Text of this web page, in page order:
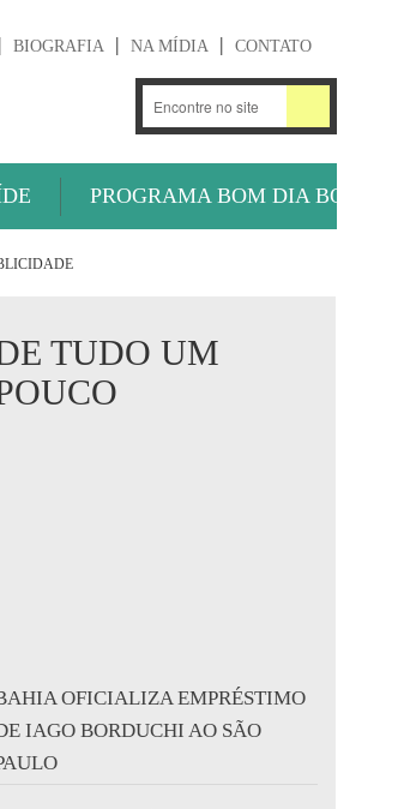
BIOGRAFIA NA MÍDIA CONTATO
PROGRAMA BOM DIA BOLA
TUDO UM
OFICIALIZA EMPRÉSTIMO
IAGO BORDUCHI AO SÃO